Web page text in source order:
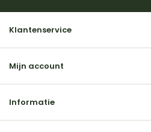
Klantenservice
Mijn account
Informatie